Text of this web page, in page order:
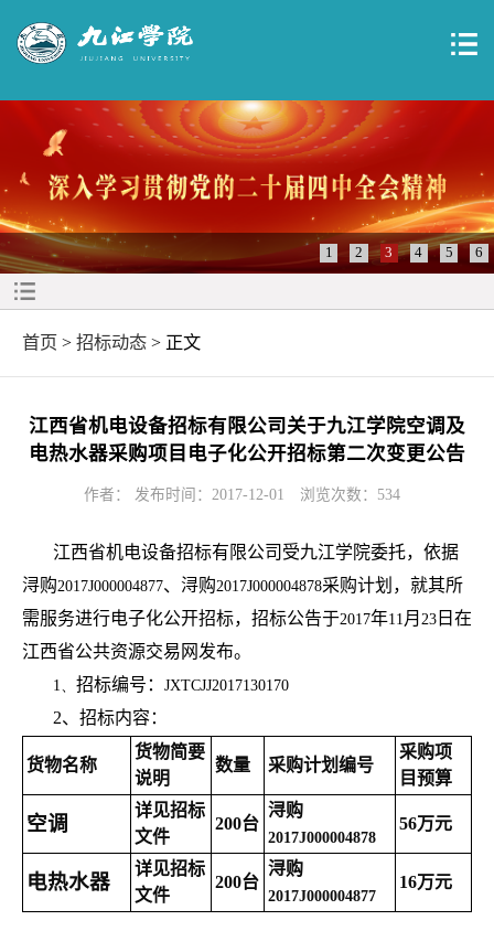
1 2 3 4 5 6
首页 > 招标动态 > 正文
江西省机电设备招标有限公司关于九江学院空调及
电热水器采购项目电子化公开招标第二次变更公告
作者： 发布时间：2017-12-01 浏览次数： 534
江西省机电设备招标有限公司受九江学院委托，依据
浔购2017J000004877、浔购2017J000004878采购计划，就其所
需服务进行电子化公开招标，招标公告于2017年11 月 23 日在
江西省公共资源交易网发布。
1、 招标编号： JXTCJJ2017130170
2、招标内容：
货物名称
货物简要
说明
数量 采购计划编号
采购项
目预算
空调
详见招标
文件
200台
浔购
2017J000004878
56万元
电热水器
详见招标
文件
200台
浔购
2017J000004877
16万元